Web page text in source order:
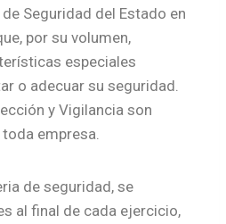
Seguridad del Estado en
por su volumen,
especiales
o adecuar su seguridad.
y Vigilancia son
empresa.
de seguridad, se
al final de cada ejercicio,